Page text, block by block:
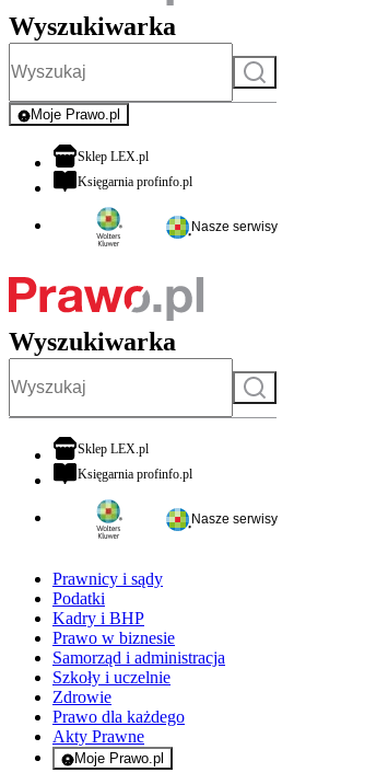
Wyszukiwarka
Szukaj
Moje Prawo.pl
- rejestracja i logowanie do serwisu
Sklep LEX.plotwiera się w nowej karcie
Księgarnia profinfo.plotwiera się w nowej karcie
Nasze serwisy
Wyszukiwarka
Szukaj
Sklep LEX.plotwiera się w nowej karcie
Księgarnia profinfo.plotwiera się w nowej karcie
Nasze serwisy
Prawnicy i sądy
Podatki
Kadry i BHP
Prawo w biznesie
Samorząd i administracja
Szkoły i uczelnie
Zdrowie
Prawo dla każdego
Akty Prawne
Moje Prawo.pl
- rejestracja i logowanie do serwisu